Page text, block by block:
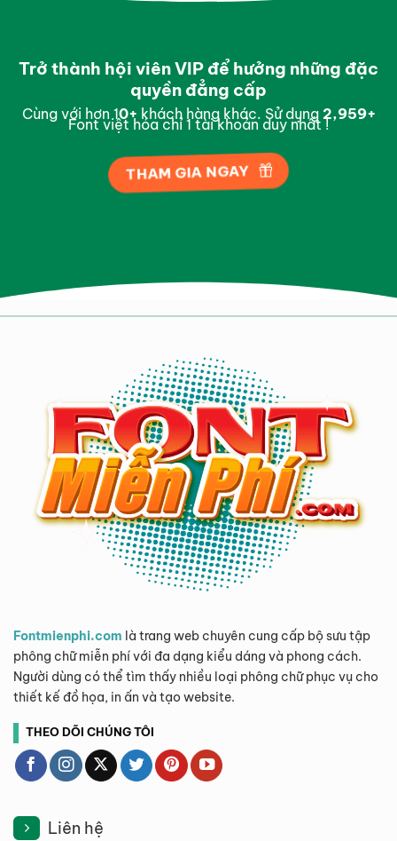
Trở thành hội viên VIP để hưởng những đặc
quyền đẳng cấp
Cùng với hơn 10+ khách hàng khác. Sử dụng 2,997+
Font việt hóa chỉ 1 tài khoản duy nhất !
THAM GIA NGAY
Fontmienphi.com là trang web chuyên cung cấp bộ sưu tập
phông chữ miễn phí với đa dạng kiểu dáng và phong cách.
Người dùng có thể tìm thấy nhiều loại phông chữ phục vụ cho
thiết kế đồ họa, in ấn và tạo website.
THEO DÕI CHÚNG TÔI
Liên hệ